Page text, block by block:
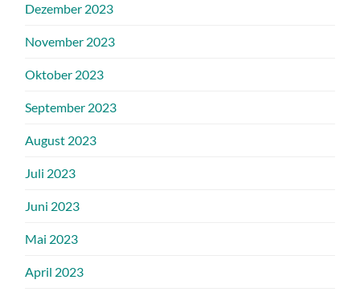
Dezember 2023
November 2023
Oktober 2023
September 2023
August 2023
Juli 2023
Juni 2023
Mai 2023
April 2023